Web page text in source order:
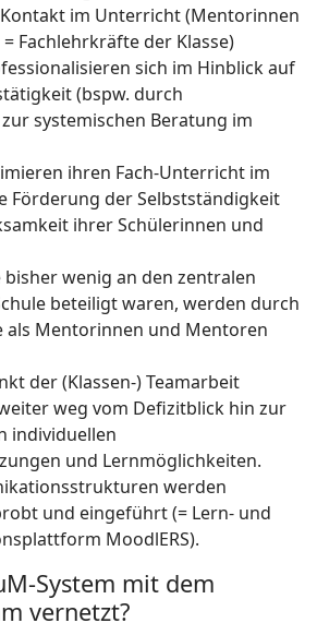
im Unterricht (Mentorinnen
Fachlehrkräfte der Klasse)
sich im Hinblick auf
(bspw. durch
systemischen Beratung im
ihren Fach-Unterricht im
Förderung der Selbstständigkeit
ihrer Schülerinnen und
wenig an den zentralen
beteiligt waren, werden durch
als Mentorinnen und Mentoren
der (Klassen-) Teamarbeit
weg vom Defizitblick hin zur
individuellen
und Lernmöglichkeiten.
werden
und eingeführt (= Lern- und
MoodlERS).
System mit dem
vernetzt?